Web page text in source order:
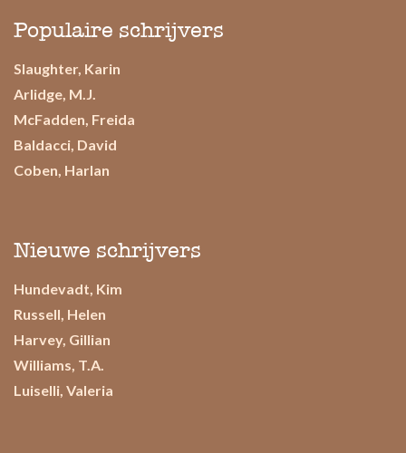
Populaire schrijvers
Slaughter, Karin
Arlidge, M.J.
McFadden, Freida
Baldacci, David
Coben, Harlan
Nieuwe schrijvers
Hundevadt, Kim
Russell, Helen
Harvey, Gillian
Williams, T.A.
Luiselli, Valeria